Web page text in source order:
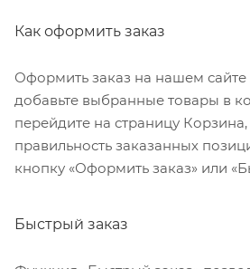
Как оформить заказ
Оформить заказ на нашем сайте
добавьте выбранные товары в
перейдите на страницу
правильность заказанных
кнопку «Оформить заказ» или
Быстрый заказ